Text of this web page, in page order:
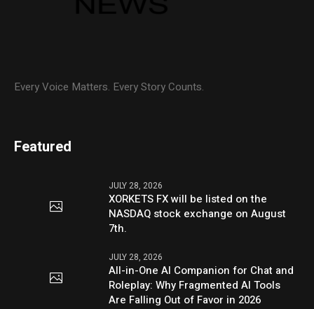
Every Voice Matters. Every Story Counts.
Featured
JULY 28, 2026
XORKETS FX will be listed on the
NASDAQ stock exchange on August
7th.
JULY 28, 2026
All-in-One AI Companion for Chat and
Roleplay: Why Fragmented AI Tools
Are Falling Out of Favor in 2026